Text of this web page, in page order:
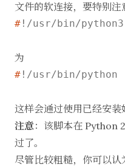
文件的软连接，要特别注
# !/usr/bin/python3
为
# !/usr/bin/python
这样会通过使用已经安装
注意 ：该脚本在 Python
过了。
尽管比较粗糙，你可以